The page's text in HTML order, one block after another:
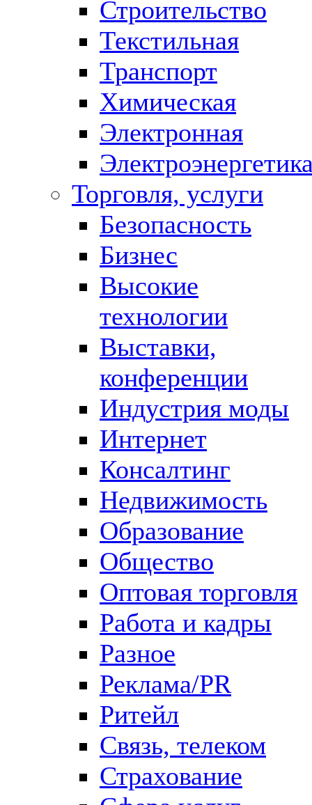
Строительство
Текстильная
Транспорт
Химическая
Электронная
Торговля, услуги
Безопасность
Бизнес
Высокие
технологии
Выставки,
конференции
Индустрия моды
Интернет
Консалтинг
Недвижимость
Образование
Общество
Оптовая торговля
Работа и кадры
Разное
Реклама/PR
Ритейл
Связь, телеком
Страхование